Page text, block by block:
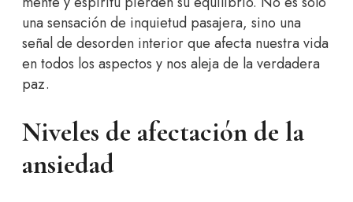
una sensación de inquietud pasajera, sino una
señal de desorden interior que afecta nuestra vida
en todos los aspectos y nos aleja de la verdadera
paz.
Niveles de afectación de la
ansiedad